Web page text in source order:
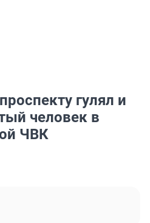
гулял и
человек в
ЧВК